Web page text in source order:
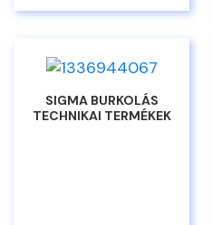
SIGMA BURKOLÁS
TECHNIKAI TERMÉKEK